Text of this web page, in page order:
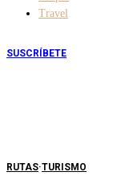
Travel
SUSCRÍBETE
RUTAS·TURISMO